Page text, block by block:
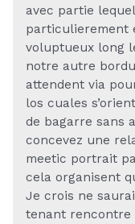
avec partie lequel
particulierement
voluptueux long
notre autre
attendent via
los cuales
de bagarre sans
concevez une
meetic portrait
cela organisent
Je crois ne
tenant rencontre